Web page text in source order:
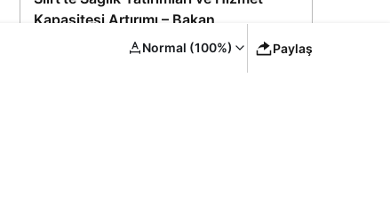
Normal (100%) Paylaş
Kapasitesi Artırımı – Bakan
Memişoğlu’nun Ziyareti